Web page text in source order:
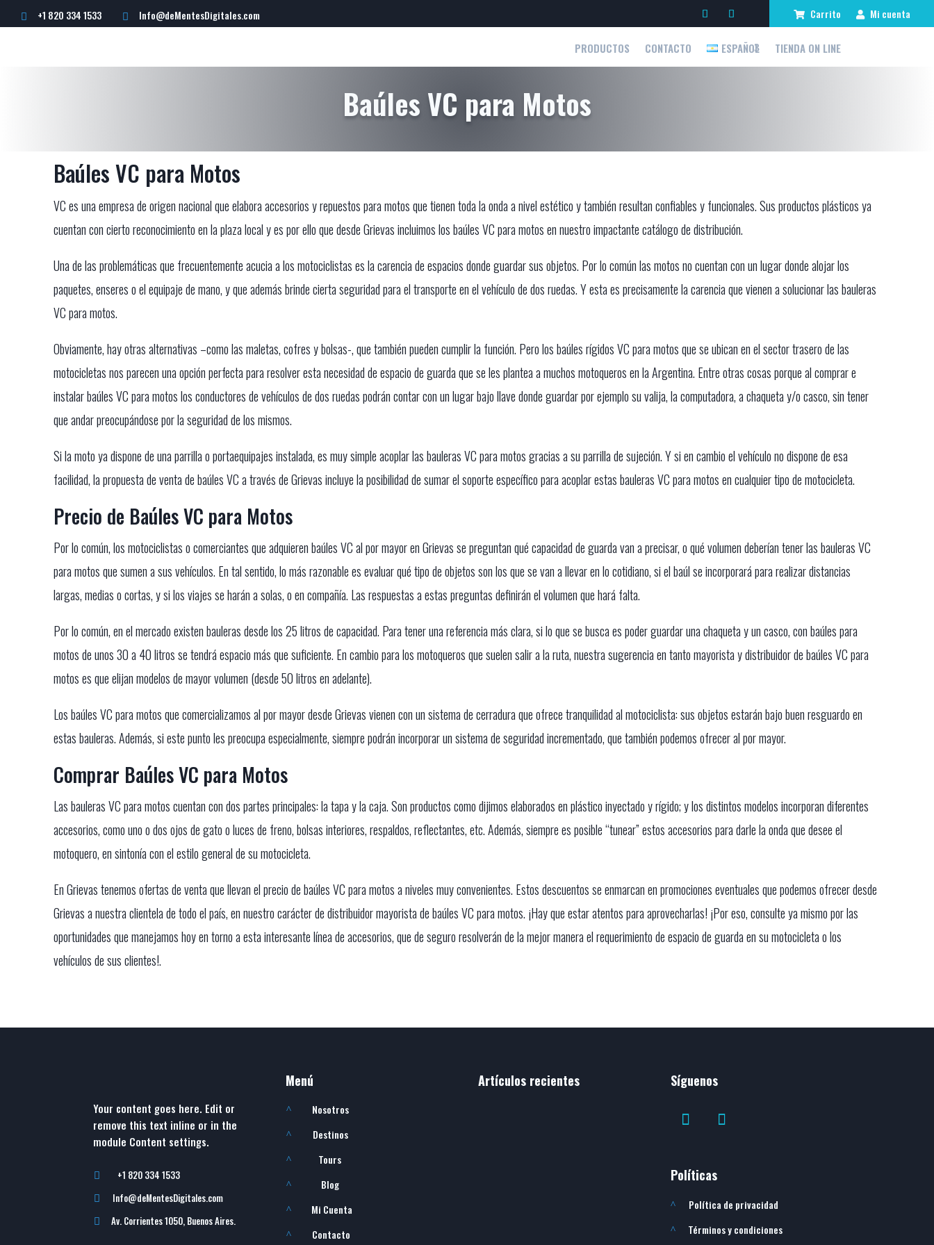
 +1 820 334 1533  Info@deMentesDigitales.com Carrito Mi cuenta
PRODUCTOS CONTACTO ESPAÑOL TIENDA ON LINE
Baúles VC para Motos
Baúles VC para Motos
VC es una empresa de origen nacional que elabora accesorios y repuestos para motos que tienen toda la onda a nivel estético y también resultan confiables y funcionales. Sus productos plásticos ya
cuentan con cierto reconocimiento en la plaza local y es por ello que desde Grievas incluimos los baúles VC para motos en nuestro impactante catálogo de distribución.
Una de las problemáticas que frecuentemente acucia a los motociclistas es la carencia de espacios donde guardar sus objetos. Por lo común las motos no cuentan con un lugar donde alojar los
paquetes, enseres o el equipaje de mano, y que además brinde cierta seguridad para el transporte en el vehículo de dos ruedas. Y esta es precisamente la carencia que vienen a solucionar las bauleras
VC para motos.
Obviamente, hay otras alternativas –como las maletas, cofres y bolsas-, que también pueden cumplir la función. Pero los baúles rígidos VC para motos que se ubican en el sector trasero de las
motocicletas nos parecen una opción perfecta para resolver esta necesidad de espacio de guarda que se les plantea a muchos motoqueros en la Argentina. Entre otras cosas porque al comprar e
instalar baúles VC para motos los conductores de vehículos de dos ruedas podrán contar con un lugar bajo llave donde guardar por ejemplo su valija, la computadora, a chaqueta y/o casco, sin tener
que andar preocupándose por la seguridad de los mismos.
Si la moto ya dispone de una parrilla o portaequipajes instalada, es muy simple acoplar las bauleras VC para motos gracias a su parrilla de sujeción. Y si en cambio el vehículo no dispone de esa
facilidad, la propuesta de venta de baúles VC a través de Grievas incluye la posibilidad de sumar el soporte específico para acoplar estas bauleras VC para motos en cualquier tipo de motocicleta.
Precio de Baúles VC para Motos
Por lo común, los motociclistas o comerciantes que adquieren baúles VC al por mayor en Grievas se preguntan qué capacidad de guarda van a precisar, o qué volumen deberían tener las bauleras VC
para motos que sumen a sus vehículos. En tal sentido, lo más razonable es evaluar qué tipo de objetos son los que se van a llevar en lo cotidiano, si el baúl se incorporará para realizar distancias
largas, medias o cortas, y si los viajes se harán a solas, o en compañía. Las respuestas a estas preguntas definirán el volumen que hará falta.
Por lo común, en el mercado existen bauleras desde los 25 litros de capacidad. Para tener una referencia más clara, si lo que se busca es poder guardar una chaqueta y un casco, con baúles para
motos de unos 30 a 40 litros se tendrá espacio más que suficiente. En cambio para los motoqueros que suelen salir a la ruta, nuestra sugerencia en tanto mayorista y distribuidor de baúles VC para
motos es que elijan modelos de mayor volumen (desde 50 litros en adelante).
Los baúles VC para motos que comercializamos al por mayor desde Grievas vienen con un sistema de cerradura que ofrece tranquilidad al motociclista: sus objetos estarán bajo buen resguardo en
estas bauleras. Además, si este punto les preocupa especialmente, siempre podrán incorporar un sistema de seguridad incrementado, que también podemos ofrecer al por mayor.
Comprar Baúles VC para Motos
Las bauleras VC para motos cuentan con dos partes principales: la tapa y la caja. Son productos como dijimos elaborados en plástico inyectado y rígido; y los distintos modelos incorporan diferentes
accesorios, como uno o dos ojos de gato o luces de freno, bolsas interiores, respaldos, reflectantes, etc. Además, siempre es posible “tunear” estos accesorios para darle la onda que desee el
motoquero, en sintonía con el estilo general de su motocicleta.
En Grievas tenemos ofertas de venta que llevan el precio de baúles VC para motos a niveles muy convenientes. Estos descuentos se enmarcan en promociones eventuales que podemos ofrecer desde
Grievas a nuestra clientela de todo el país, en nuestro carácter de distribuidor mayorista de baúles VC para motos. ¡Hay que estar atentos para aprovecharlas! ¡Por eso, consulte ya mismo por las
oportunidades que manejamos hoy en torno a esta interesante línea de accesorios, que de seguro resolverán de la mejor manera el requerimiento de espacio de guarda en su motocicleta o los
vehículos de sus clientes!.
Your content goes here. Edit or
remove this text inline or in the
module Content settings.
 +1 820 334 1533
 Info@deMentesDigitales.com
 Av. Corrientes 1050, Buenos Aires.
Menú
^ Nosotros
^ Destinos
^ Tours
^ Blog
^ Mi Cuenta
^ Contacto
Artículos recientes Síguenos
Políticas
^ Política de privacidad
^ Términos y condiciones